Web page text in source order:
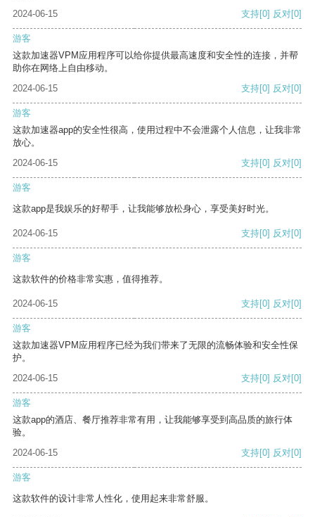
2024-06-15
支持[0] 反对[0]
游客
这款加速器VPM应用程序可以给你提供最高速度和安全性的连接，并帮
助你在网络上自由移动。
2024-06-15
支持[0] 反对[0]
游客
这款加速器app的安全性很高，使用过程中不会泄露个人信息，让我非常
放心。
2024-06-15
支持[0] 反对[0]
游客
这款app是我娱乐的好帮手，让我能够放松身心，享受美好时光。
2024-06-15 支持[0] 反对[0]
游客
这款软件的价格非常实惠，值得推荐。
2024-06-15 支持[0] 反对[0]
游客
这款加速器VPM应用程序已经为我们带来了无限的流畅体验和安全性保
护。
2024-06-15
支持[0] 反对[0]
游客
这款app的酒店、餐厅推荐非常有用，让我能够享受到高品质的旅行体
验。
2024-06-15
支持[0] 反对[0]
游客
这款软件的设计非常人性化，使用起来非常舒服。